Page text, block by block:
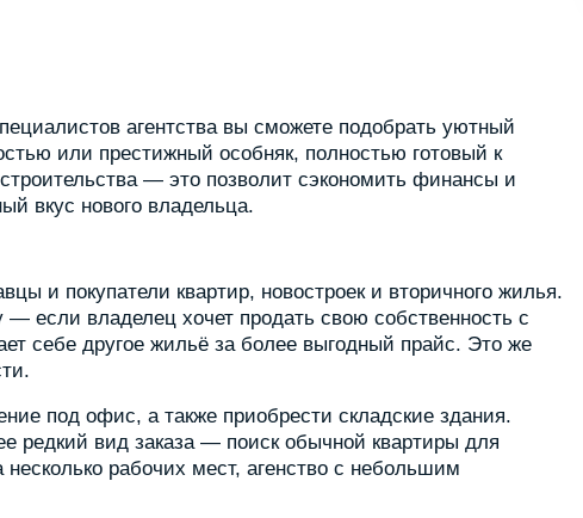
агентства вы сможете подобрать уютный
или престижный особняк, полностью готовый к
— это позволит сэкономить финансы и
вкус нового владельца.
и покупатели квартир, новостроек и вторичного жилья.
если владелец хочет продать свою собственность с
себе другое жильё за более выгодный прайс. Это же
под офис, а также приобрести складские здания.
редкий вид заказа — поиск обычной квартиры для
рабочих мест, агенство с небольшим